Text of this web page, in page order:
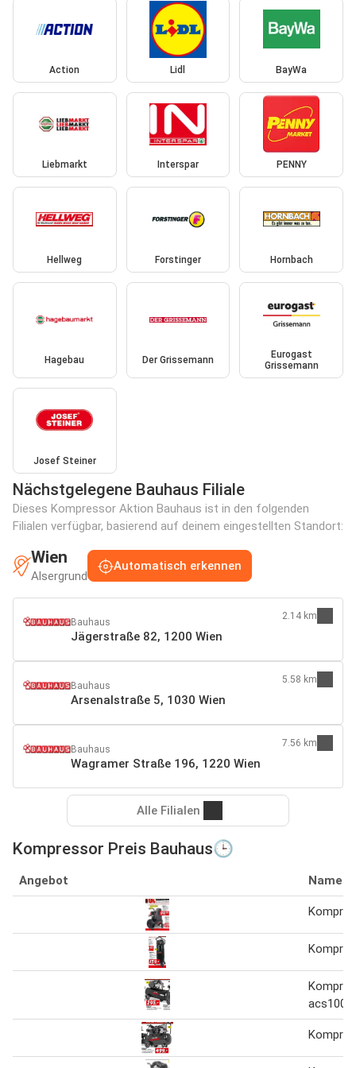
Action Lidl BayWa
Liebmarkt Interspar PENNY
Hellweg Forstinger Hornbach
Hagebau Der Grissemann
Eurogast
Grissemann
Josef Steiner
Nächstgelegene Bauhaus Filiale
Dieses Kompressor Aktion Bauhaus ist in den folgenden
Filialen verfügbar, basierend auf deinem eingestellten Standort:
Wien
Alsergrund
Automatisch erkennen
Bauhaus
Jägerstraße 82, 1200 Wien
2.14 km
Bauhaus
Arsenalstraße 5, 1030 Wien
5.58 km
Bauhaus
Wagramer Straße 196, 1220 Wien
7.56 km
Alle Filialen
Kompressor Preis Bauhaus🕒
Angebot Name
acs100-